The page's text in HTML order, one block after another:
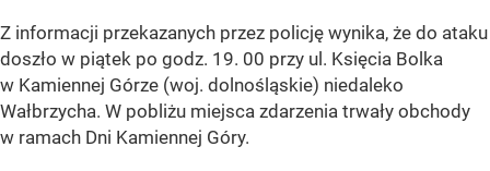
Z informacji przekazanych przez policję wynika, że do ataku
doszło w piątek po godz. 19. 00 przy ul. Księcia Bolka
w Kamiennej Górze (woj. dolnośląskie) niedaleko
Wałbrzycha. W pobliżu miejsca zdarzenia trwały obchody
w ramach Dni Kamiennej Góry.